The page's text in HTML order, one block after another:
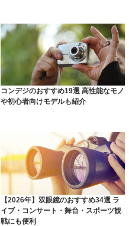
コンデジのおすすめ19選 高性能なモノ
や初心者向けモデルも紹介
【2026年】双眼鏡のおすすめ34選 ラ
イブ・コンサート・舞台・スポーツ観
戦にも便利